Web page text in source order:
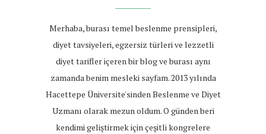
Merhaba, burası temel beslenme prensipleri,
diyet tavsiyeleri, egzersiz türleri ve lezzetli
diyet tarifler içeren bir blog ve burası aynı
zamanda benim mesleki sayfam. 2013 yılında
Hacettepe Üniversite'sinden Beslenme ve Diyet
Uzmanı olarak mezun oldum. O günden beri
kendimi geliştirmek için çeşitli kongrelere